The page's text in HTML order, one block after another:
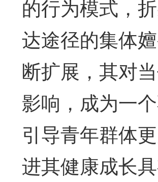
的行为模式，
达途径的集体
断扩展，其对
影响，成为一
引导青年群体
进其健康成长